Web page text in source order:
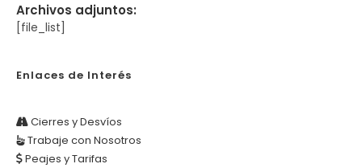
Archivos adjuntos:
[file_list]
Enlaces de Interés
Cierres y Desvíos
Trabaje con Nosotros
Peajes y Tarifas